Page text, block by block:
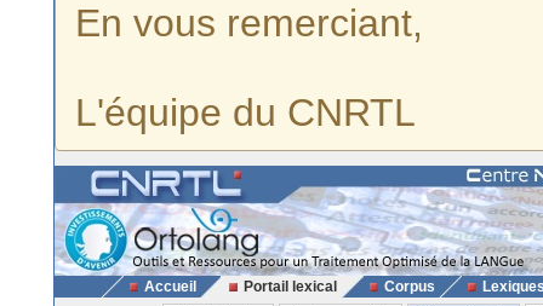
En vous remerciant,
L'équipe du CNRTL
Accueil Portail lexical Corpus